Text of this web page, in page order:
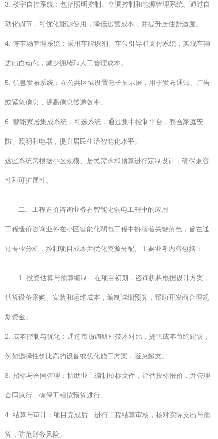
3. 楼宇自控系统：包括照明控制、空调控制和能源管理系统。通过自
动化调节，可优化能源使用，降低运营成本，并提升居住舒适度。
4. 停车场管理系统：采用车牌识别、车位引导和支付系统，实现车辆
进出自动化，减少拥堵和人工管理成本。
5. 信息发布系统：在公共区域设置电子显示屏，用于发布通知、广告
或紧急信息，提高信息传递效率。
6. 智能家居集成系统：可选系统，通过集中控制平台，整合家庭安
防、照明和电器，提升居民生活智能化水平。
这些系统需根据小区规模、居民需求和预算进行定制设计，确保兼容
性和可扩展性。
二、工程造价咨询业务在智能化弱电工程中的应用
工程造价咨询业务在小区智能化弱电工程中扮演着关键角色，旨在通
过专业分析，控制项目成本并优化资源分配。主要业务内容包括：
1. 投资估算与预算编制：在项目初期，咨询机构根据设计方案，
估算设备采购、安装和运维成本，编制详细预算，帮助开发商合理规
划资金。
2. 成本控制与优化：通过市场调研和技术对比，提供成本节约建议，
例如选择性价比高的设备或优化施工方案，避免超支。
3. 招标与合同管理：协助业主编制招标文件，评估投标报价，并管理
合同执行，确保工程按预算进行。
4. 结算与审计：项目完成后，进行工程结算审核，核对实际支出与预
算，防范财务风险。